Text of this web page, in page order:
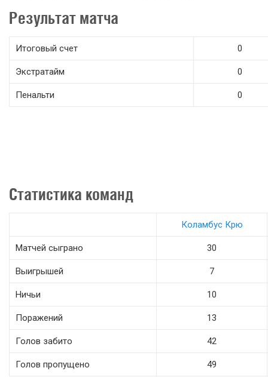
Результат матча
Итоговый счет 0
Экстратайм 0
Пенальти 0
Статистика команд
Коламбус Крю
Матчей сыграно 30
Выигрышей 7
Ничьи 10
Поражений 13
Голов забито 42
Голов пропущено 49